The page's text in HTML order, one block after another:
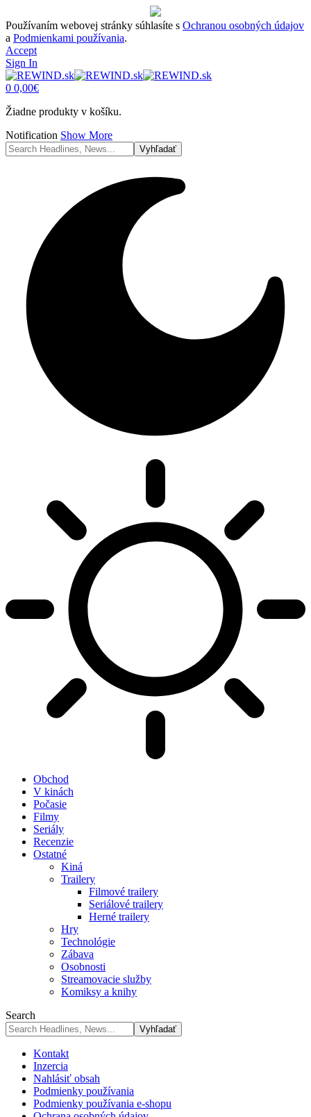
Používaním webovej stránky súhlasíte s Ochranou osobných údajov
a Podmienkami používania.
Accept
Sign In
0 0,00€
Žiadne produkty v košíku.
Notification Show More
Obchod
V kinách
Počasie
Filmy
Seriály
Recenzie
Ostatné
Kiná
Trailery
Filmové trailery
Seriálové trailery
Herné trailery
Hry
Technológie
Zábava
Osobnosti
Streamovacie služby
Komiksy a knihy
Search
Kontakt
Inzercia
Nahlásiť obsah
Podmienky používania
Podmienky používania e-shopu